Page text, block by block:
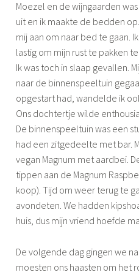
Moezel en de wijngaarden
uit en ik maakte de bedden
mij aan om naar bed te gaan.
lastig om mijn rust te pakken
Ik was toch in slaap gevallen.
naar de binnenspeeltuin
opgestart had, wandelde ik
Ons dochtertje wilde
De binnenspeeltuin was een
had een zitgedeelte met bar.
vegan Magnum met aardbei.
tippen aan de Magnum
koop). Tijd om weer terug te
avondeten. We hadden
huis, dus mijn vriend hoefde
De volgende dag gingen we
moesten ons haasten om het